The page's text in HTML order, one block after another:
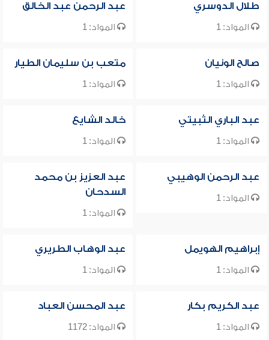
طلال الدوسري
المواد: 1
عبد الرحمن عبد الخالق
المواد: 1
صالح الونيان
المواد: 1
متعب بن سليمان الطيار
المواد: 1
عبد الباري الثبيتي
المواد: 1
خالد الشايع
المواد: 1
عبد الرحمن الوهيبي
المواد: 1
عبد العزيز بن محمد
السدحان
المواد: 1
إبراهيم الهويمل
المواد: 1
عبد الوهاب الطريري
المواد: 1
عبد الكريم بكار
المواد: 1
عبد المحسن العباد
المواد: 1172